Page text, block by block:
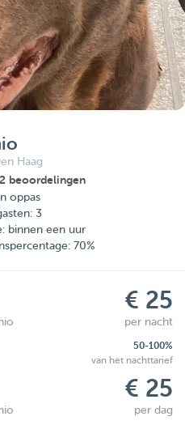
Haag
beoordelingen
oppas
3
binnen een uur
70%
€ 25
per nacht
50-100%
van het nachttarief
€ 25
per dag